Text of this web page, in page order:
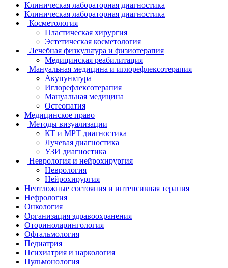
Клиническая лабораторная диагностика
Клиническая лабораторная диагностика
Косметология
Пластическая хирургия
Эстетическая косметология
Лечебная физкультура и физиотерапия
Медицинская реабилитация
Мануальная медицина и иглорефлексотерапия
Акупунктура
Иглорефлексотерапия
Мануальная медицина
Остеопатия
Медицинское право
Методы визуализации
КТ и МРТ диагностика
Лучевая диагностика
УЗИ диагностика
Неврология и нейрохирургия
Неврология
Нейрохирургия
Неотложные состояния и интенсивная терапия
Нефрология
Онкология
Организация здравоохранения
Оториноларингология
Офтальмология
Педиатрия
Психиатрия и наркология
Пульмонология